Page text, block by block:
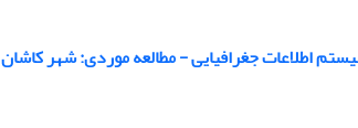
اطلاعات جغرافیایی - مطالعه موردی: شهر کاشان